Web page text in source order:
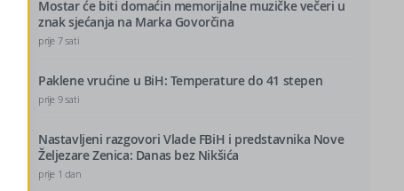
Mostar će biti domaćin memorijalne muzičke večeri u
znak sjećanja na Marka Govorčina
prije 7 sati
Paklene vrućine u BiH: Temperature do 41 stepen
prije 9 sati
Nastavljeni razgovori Vlade FBiH i predstavnika Nove
Željezare Zenica: Danas bez Nikšića
prije 1 dan